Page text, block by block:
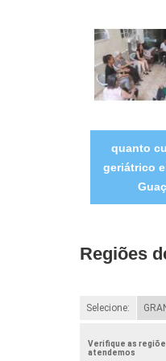
quanto
geriátrico
Regiões
Selecione:
Verifique as
atendemos